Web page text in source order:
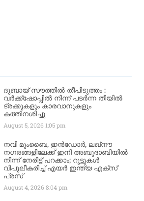
ദുബായ് സൗത്തിൽ തീപിടുത്തം :
വർക്ക്‌ഷോപ്പിൽ നിന്ന് പടർന്ന തീയിൽ
ട്രക്കുകളും കാരവാനുകളും
കത്തിനശിച്ചു
August 5, 2026 1:05 pm
നവി മുംബൈ, ഇൻഡോർ, ലഖ്നൗ
നഗരങ്ങളിലേക്ക് ഇനി അബുദാബിയിൽ
നിന്ന് നേരിട്ട് പറക്കാം; റൂട്ടുകൾ
വിപുലീകരിച്ച് എയർ ഇന്ത്യ എക്സ്
പ്രസ്
August 4, 20268:04 pm